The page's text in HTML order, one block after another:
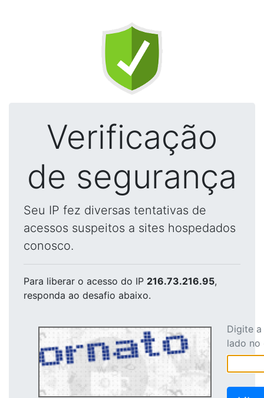
Verificação
de segurança
Seu IP fez diversas tentativas de
acessos suspeitos a sites hospedados
conosco.
Para liberar o acesso do IP 216.73.216.95,
responda ao desafio abaixo.
Digite
lado no